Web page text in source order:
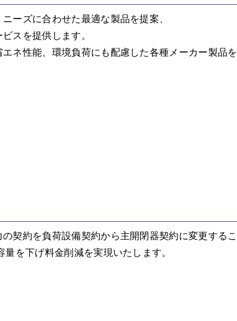
ーズに合わせた最適な製品を提案、
スを提供します。
ネ性能、環境負荷にも配慮した各種メーカー製品を
契約を負荷設備契約から主開閉器契約に変更するこ
量を下げ料金削減を実現いたします。